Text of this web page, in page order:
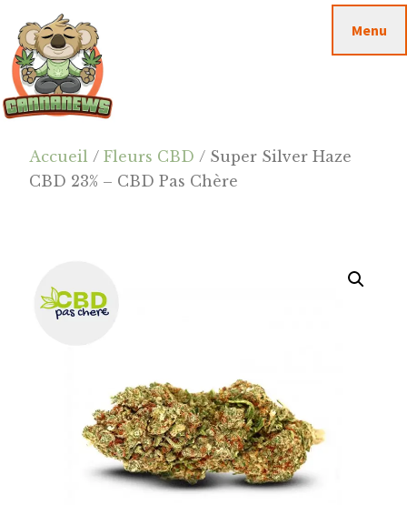
contenu
principal
barre
latérale
principale
footer
Cannanews.fr
Menu
Accueil /Fleurs CBD / Super Silver Haze
CBD 23% – CBD Pas Chère